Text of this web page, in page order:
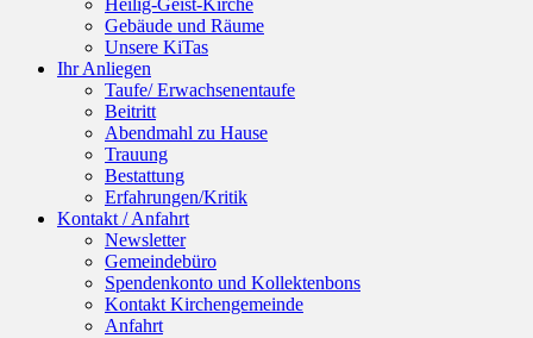
Heilig-Geist-Kirche
Gebäude und Räume
Unsere KiTas
Ihr Anliegen
Taufe/ Erwachsenentaufe
Beitritt
Abendmahl zu Hause
Trauung
Bestattung
Erfahrungen/Kritik
Kontakt / Anfahrt
Newsletter
Gemeindebüro
Spendenkonto und Kollektenbons
Kontakt Kirchengemeinde
Anfahrt